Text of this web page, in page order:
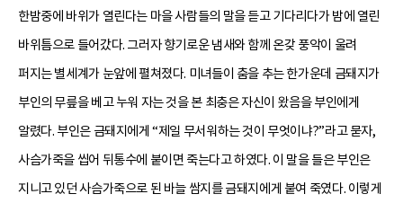
한밤중에 바위가 열린다는 마을 사람들의 말을 듣고 기다리다가 밤에 열린
바위틈으로 들어갔다. 그러자 향기로운 냄새와 함께 온갖 풍악이 울려
퍼지는 별세계가 눈앞에 펼쳐졌다. 미녀들이 춤을 추는 한가운데 금돼지가
부인의 무릎을 베고 누워 자는 것을 본 최충은 자신이 왔음을 부인에게
알렸다. 부인은 금돼지에게 “제일 무서워하는 것이 무엇이냐?”라고 묻자,
사슴가죽을 씹어 뒤통수에 붙이면 죽는다고 하였다. 이 말을 들은 부인은
지니고 있던 사슴가죽으로 된 바늘 쌈지를 금돼지에게 붙여 죽였다. 이렇게